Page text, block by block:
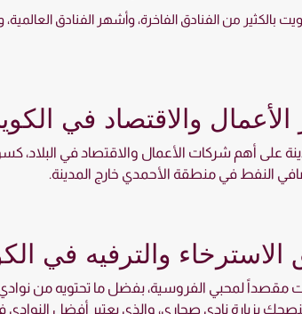
بالكثير من الفنادق الفاخرة، وأشهر الفنادق
الأعمال والاقتصاد في
على أهم شركات الأعمال والاقتصاد في البلاد،
النفط في منطقة الأحمدي خارج المدينة.
الاسترخاء والترفيه في
مقصداً لمحبي الفروسية، بفضل ما تحتويه من
بزيارة نادي صحارى، والذي يعتبر أفضل النوادي